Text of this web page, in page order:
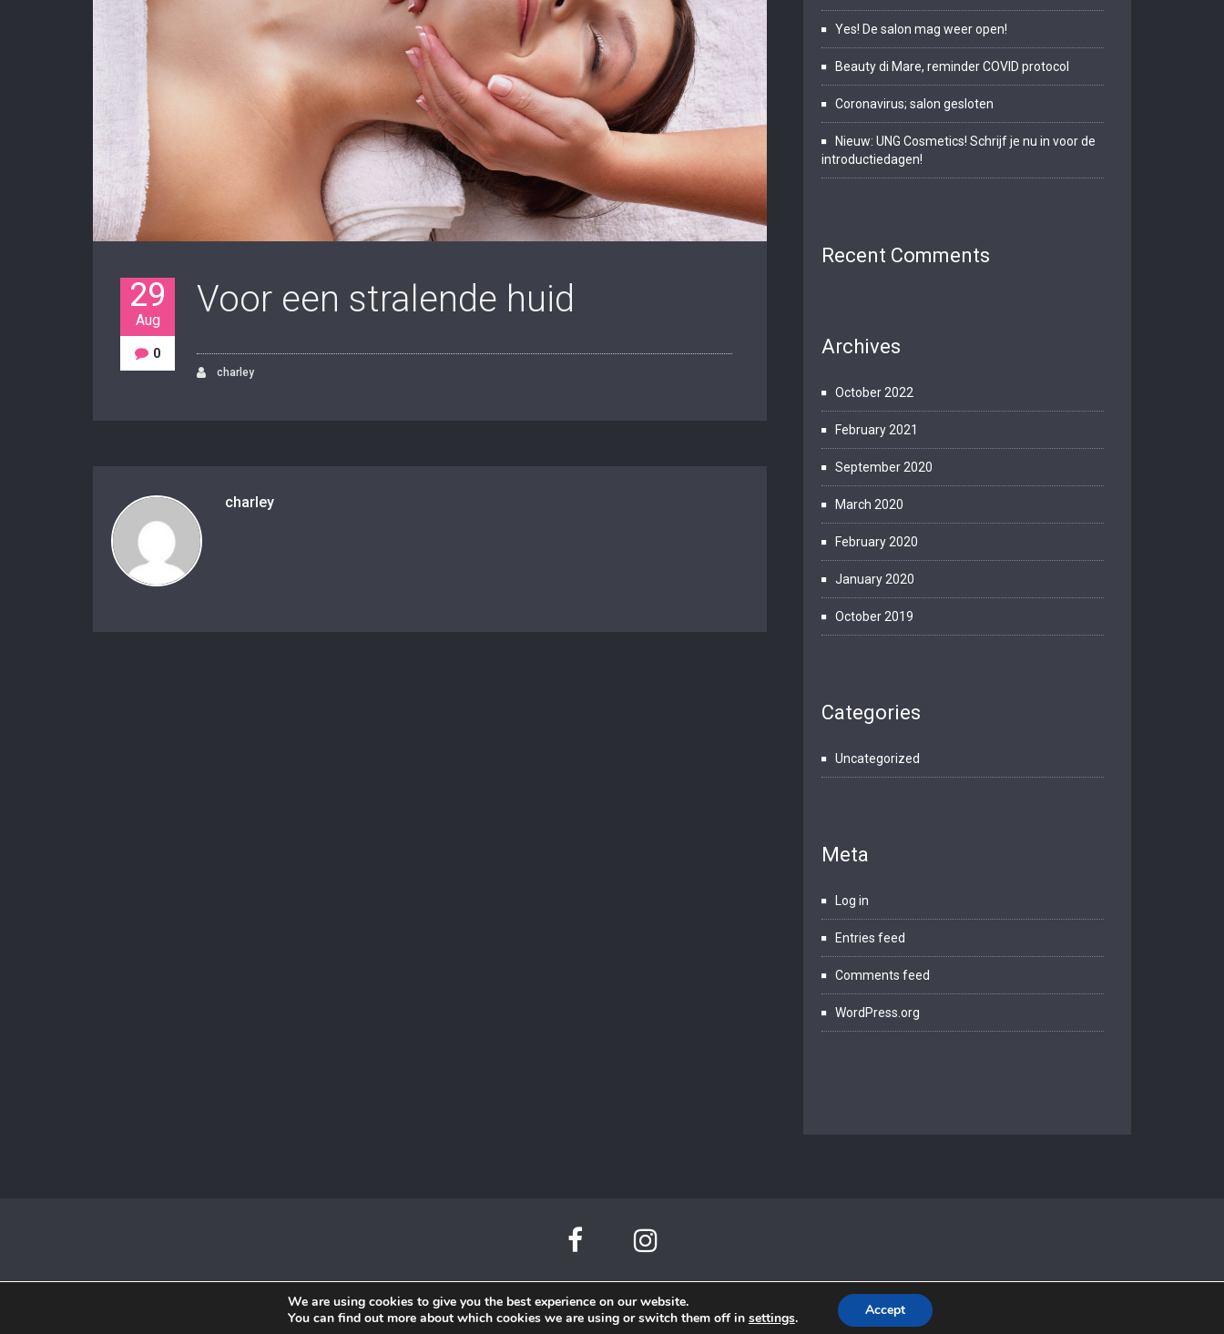
29
Aug
0
Voor een stralende huid
charley
charley
Yes! De salon mag weer open!
Beauty di Mare, reminder COVID protocol
Coronavirus; salon gesloten
Nieuw: UNG Cosmetics! Schrijf je nu in voor de
introductiedagen!
Recent Comments
Archives
October 2022
February 2021
September 2020
March 2020
February 2020
January 2020
October 2019
Categories
Uncategorized
Meta
Log in
Entries feed
Comments feed
WordPress.org
Beauty di Mare©
We are using cookies to give you the best experience on our website.
You can find out more about which cookies we are using or switch them off in settings. Accept